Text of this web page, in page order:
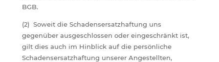
BGB.
(2) Soweit die Schadensersatzhaftung uns
gegenüber ausgeschlossen oder eingeschränkt ist,
gilt dies auch im Hinblick auf die persönliche
Schadensersatzhaftung unserer Angestellten,